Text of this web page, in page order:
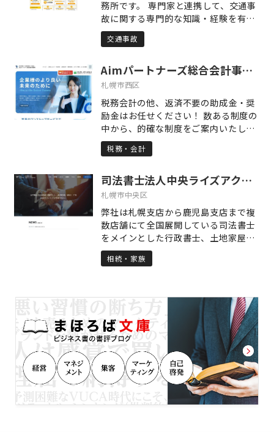
業の開業をお考えの方は是非ご相談下
さい！上記業務以外でもなにかお困り
ごとがありましたら、初回相談料無料
とさせていただいておりますのでお気
軽にご連絡下さい！
務所です。 専門家と連携して、交通事
故に関する専門的な知識・経験を有す
る弁護士が事件を担当致します。 依頼
者の方の話をとにかく良く聞くことを
相談下さい。
交通事故
Aimパートナーズ総合会計事務所
札幌市西区
税務会計の他、返済不要の助成金・奨
励金はお任せください！ 数ある制度の
中から、的確な制度をご案内いたしま
す。 また、経験豊富なスタッフが、御
社のリスク（税務、労務、経営、コス
滑に進められるお手伝いをいたしま
す。 もちろん、助成金・奨励金の他、
就業規則・給与計算・記帳代行・労務
事務手続きもお手伝いしております。
相談は無料ですので、お気軽にご連絡
ください。
税務・会計
司法書士法人中央ライズアクロス
札幌市中央区
弊社は札幌支店から鹿児島支店まで複
数店舗にて全国展開している司法書士
をメインとした行政書士、土地家屋調
査士の士業グループです。札幌支店は
平成31年3月に支店開設し、現在、司
士業事務所を経験するなど多数在籍し
ております。チームワークの良さには
定評があり、いつも賑やかで笑いが絶
えない職場です。常に新しいことにチ
ャレンジしております。 札幌支店は、
生前対策・相続登記を得意としてお
り、複数の金融機関や不動産会社と業
務提携しており、紹介を通し相談にの
っております。相続手続きも平均して1
相続・家族